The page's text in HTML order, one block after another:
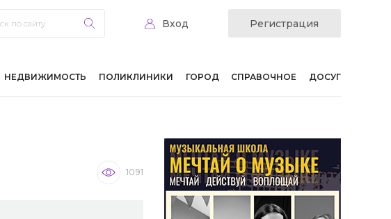
Вход Регистрация
НЕДВИЖИМОСТЬ ПОЛИКЛИНИКИ ГОРОД СПРАВОЧНОЕ ДОСУГ
1091